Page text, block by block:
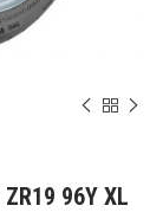
96Y XL